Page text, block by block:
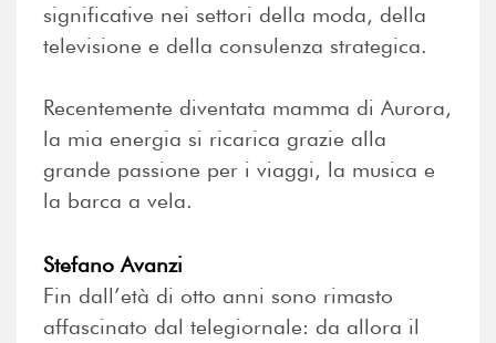
significative nei settori della moda, della
televisione e della consulenza strategica.
Recentemente diventata mamma di Aurora,
la mia energia si ricarica grazie alla
grande passione per i viaggi, la musica e
la barca a vela.
Stefano Avanzi
Fin dall’età di otto anni sono rimasto
affascinato dal telegiornale: da allora il